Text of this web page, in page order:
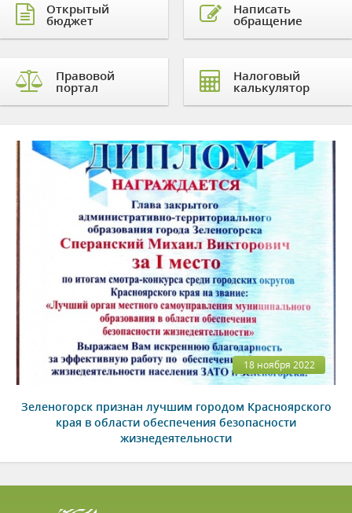
Открытый
бюджет
Правовой
портал
Написать
обращение
Налоговый
калькулятор
18 ноября 2022
Зеленогорск признан лучшим городом Красноярского
края в области обеспечения безопасности
жизнедеятельности